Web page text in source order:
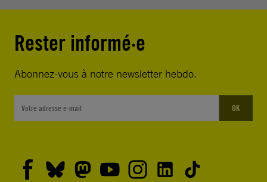
Rester informé·e
Abonnez-vous à notre newsletter hebdo.
OK